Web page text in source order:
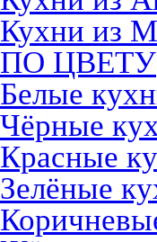
Кухни из
ПО ЦВЕТУ
Белые
Чёрные
Красные
Зелёные